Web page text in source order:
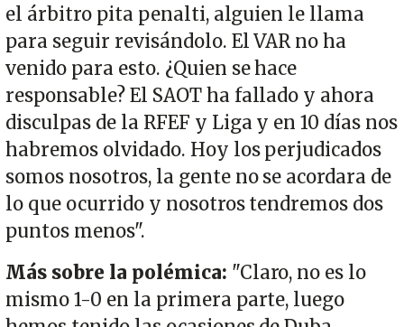
el árbitro pita penalti, alguien le llama
para seguir revisándolo. El VAR no ha
venido para esto. ¿Quien se hace
responsable? El SAOT ha fallado y ahora
disculpas de la RFEF y Liga y en 10 días nos
habremos olvidado. Hoy los perjudicados
somos nosotros, la gente no se acordara de
lo que ocurrido y nosotros tendremos dos
puntos menos".
Más sobre la polémica: "Claro, no es lo
mismo 1-0 en la primera parte, luego